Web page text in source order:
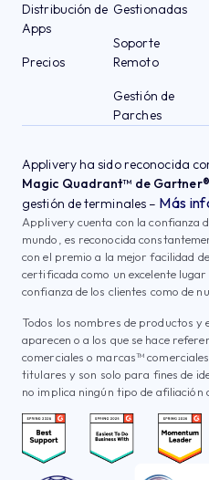
Distribución de
Apps
Precios
Gestionadas
Soporte
Remoto
Gestión de
Parches
Applivery ha sido reconocida
Magic Quadrant™ de
gestión de terminales – Más
Applivery cuenta con la confianza
mundo, es reconocida
con el premio a la mejor facilidad
certificada como un excelente
confianza de los clientes como de
Todos los nombres de productos
aparecen o a los que se hace
comerciales o marcas™
titulares y son solo para fines de
no implica ningún tipo de